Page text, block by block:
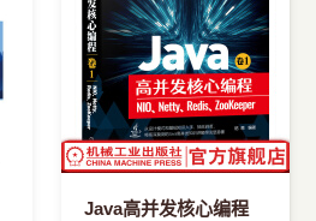
Java高并发核心编程